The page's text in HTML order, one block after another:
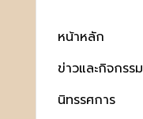
หน้าหลัก
ข่าวและกิจกรรม
นิทรรศการ